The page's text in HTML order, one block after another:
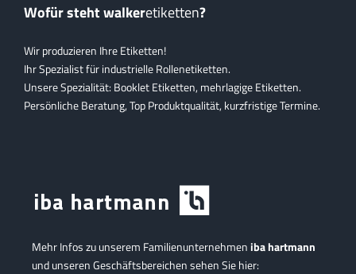
Wofür steht walkeretiketten?
Wir produzieren Ihre Etiketten!
Ihr Spezialist für industrielle Rollenetiketten.
Unsere Spezialität: Booklet Etiketten, mehrlagige Etiketten.
Persönliche Beratung, Top Produktqualität, kurzfristige Termine.
Mehr Infos zu unserem Familienunternehmeniba hartmann
und unseren Geschäftsbereichen sehen Sie hier: